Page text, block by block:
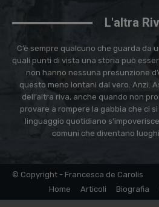
L'altra
C’è sempre qualcuno che guarda da
quali punti di vista una storia può
non hanno nessuna presunzione
questo meno lontani dal vero. Anzi.
dell’altra riva, anche quando non
provare a rompere la gabbia che ci
linguaggio quotidiano
comuni che diventano
© Copyright - Francesca de Carolis
Home
Articoli Biografia